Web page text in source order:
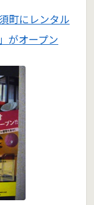
町にレンタル
がオープン